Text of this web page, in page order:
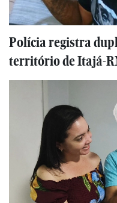
Polícia registra
território de Itajá-